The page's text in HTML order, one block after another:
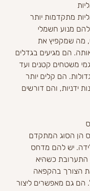
מתקדמות יותר
להם מנוע חשמלי
מה שמקפיץ את
הם מגיעים בגדלים
משטחים קטנים ועד
הם קלים יותר
ידניות, והם דורשים
הן הסוג המתקדם
יש להם מדחס
התערובת כשהיא
הצורך בהקפאה
הם גם מאפשרים ליצור